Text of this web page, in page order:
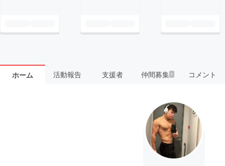
ホーム 活動報告 支援者 仲間募集 1 コメント